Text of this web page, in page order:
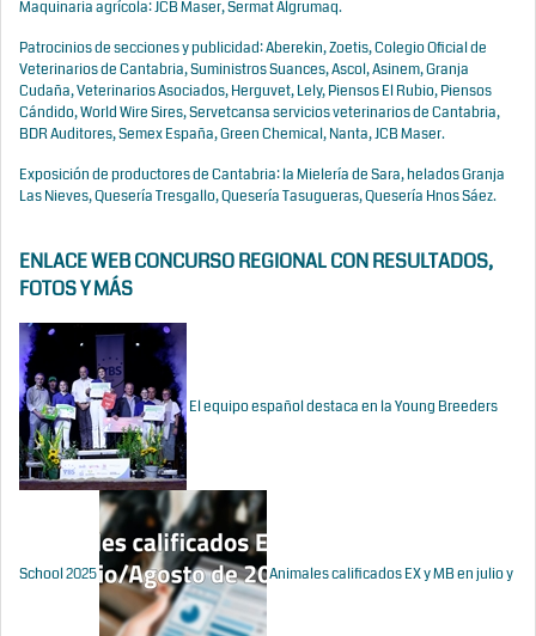
Maquinaria agrícola: JCB Maser, Sermat Algrumaq.
Patrocinios de secciones y publicidad: Aberekin, Zoetis, Colegio Oficial de
Veterinarios de Cantabria, Suministros Suances, Ascol, Asinem, Granja
Cudaña, Veterinarios Asociados, Herguvet, Lely, Piensos El Rubio, Piensos
Cándido, World Wire Sires, Servetcansa servicios veterinarios de Cantabria,
BDR Auditores, Semex España, Green Chemical, Nanta, JCB Maser.
Exposición de productores de Cantabria: la Mielería de Sara, helados Granja
Las Nieves, Quesería Tresgallo, Quesería Tasugueras, Quesería Hnos Sáez.
ENLACE WEB CONCURSO REGIONAL CON RESULTADOS,
FOTOS Y MÁS
El equipo español destaca en la Young Breeders
School 2025 Animales calificados EX y MB en julio y